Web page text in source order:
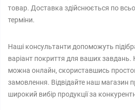
товар. Доставка здійснюється по
терміни.
Наші консультанти допоможуть
варіант покриття для ваших завдань.
можна онлайн, скориставшись
замовлення. Відвідайте наш магазин
широкий вибір продукції за